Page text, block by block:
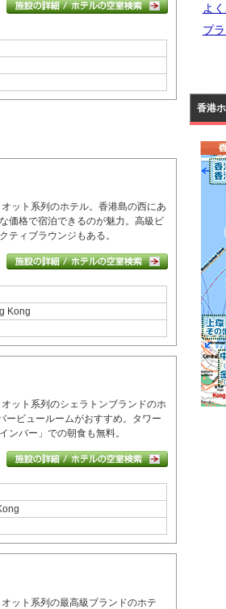
ット系列のホテル。香港島の西にあ
価格で宿泊できるのが魅力。高級ビ
ティブラウンジもある。
Kong
ット系列のシェラトンブランドのホ
ビュールームがおすすめ。 タワー
ンバー」での朝食も無料。
ット系列の最高級ブランドのホテ
よ
プ
香港